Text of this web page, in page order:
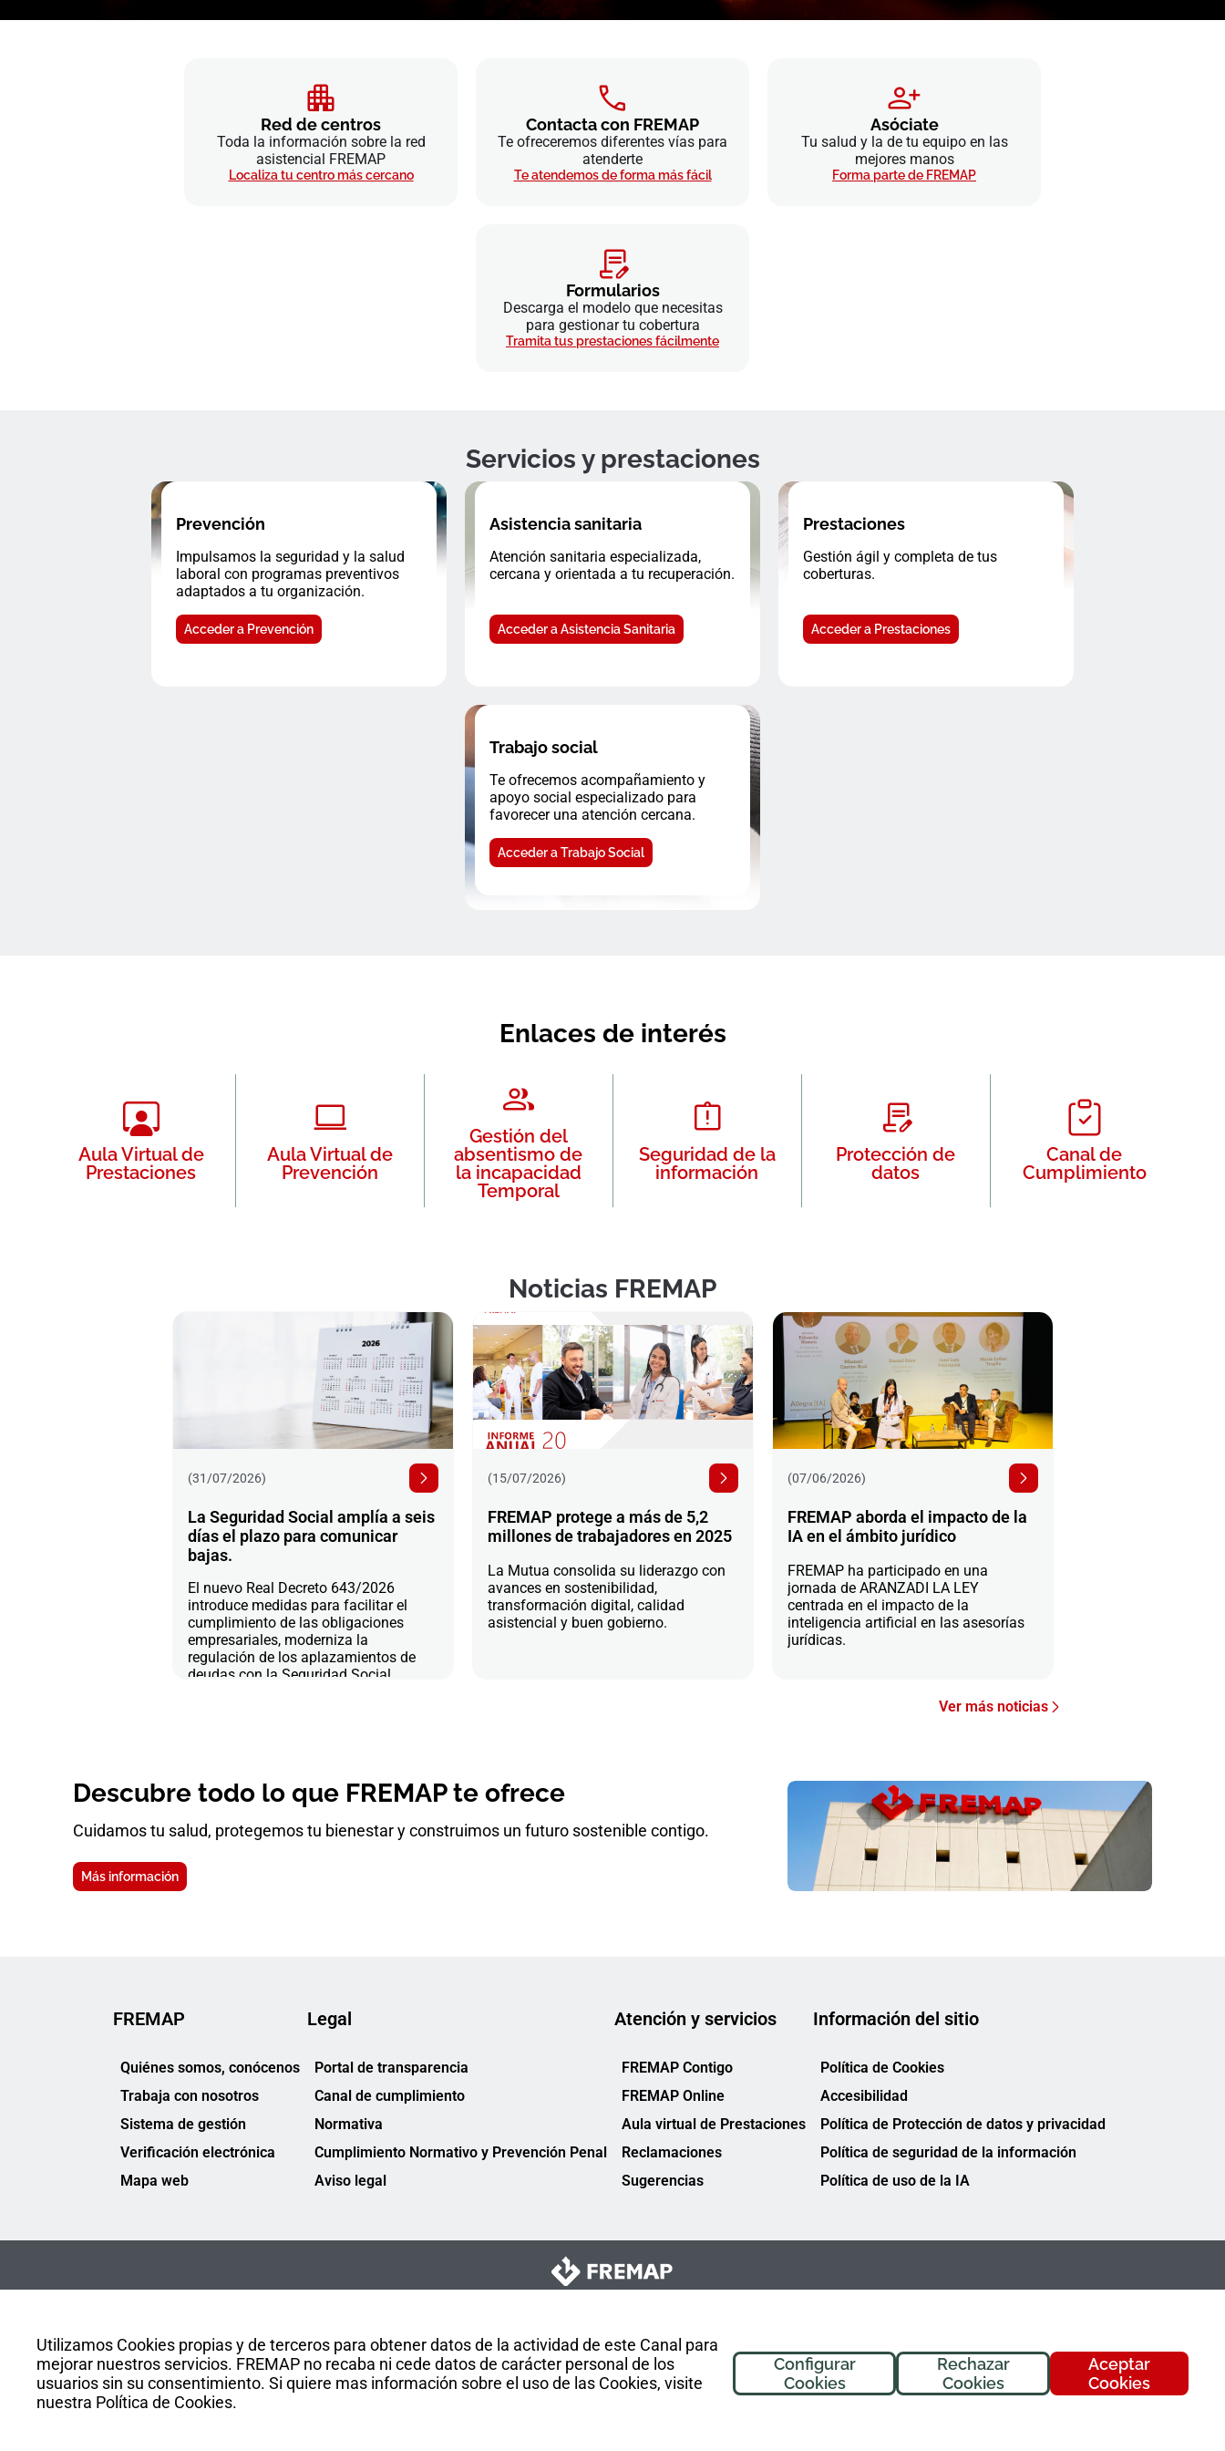
Utilizamos Cookies propias y de terceros para obtener datos de la actividad de este Canal para
mejorar nuestros servicios. FREMAP no recaba ni cede datos de carácter personal de los
usuarios sin su consentimiento. Si quiere mas información sobre el uso de las Cookies, visite
nuestra Política de Cookies.
Aceptar
Cookies
Rechazar
Cookies
Configurar
Cookies
Red de centros
Toda la información sobre la red
asistencial FREMAP
Localiza tu centro más cercano
Contacta con FREMAP
Te ofreceremos diferentes vías para
atenderte
Te atendemos de forma más fácil
Asóciate
Tu salud y la de tu equipo en las
mejores manos
Forma parte de FREMAP
Formularios
Descarga el modelo que necesitas
para gestionar tu cobertura
Tramita tus prestaciones fácilmente
Servicios y prestaciones
Prevención
Impulsamos la seguridad y la salud
laboral con programas preventivos
adaptados a tu organización.
Acceder a Prevención
Asistencia sanitaria
Atención sanitaria especializada,
cercana y orientada a tu recuperación.
Acceder a Asistencia Sanitaria
Prestaciones
Gestión ágil y completa de tus
coberturas.
Acceder a Prestaciones
Trabajo social
Te ofrecemos acompañamiento y
apoyo social especializado para
favorecer una atención cercana.
Acceder a Trabajo Social
Enlaces de interés
Aula Virtual de
Prestaciones
Aula Virtual de
Prevención
Gestión del
absentismo de
la incapacidad
Temporal
Seguridad de la
información
Protección de
datos
Canal de
Cumplimiento
Noticias FREMAP
(31/07/2026)
La Seguridad Social amplía a seis
días el plazo para comunicar
bajas.
El nuevo Real Decreto 643/2026
introduce medidas para facilitar el
cumplimiento de las obligaciones
empresariales, moderniza la
regulación de los aplazamientos de
deudas con la Seguridad Social
(15/07/2026)
FREMAP protege a más de 5,2
millones de trabajadores en 2025
La Mutua consolida su liderazgo con
avances en sostenibilidad,
transformación digital, calidad
asistencial y buen gobierno.
(07/06/2026)
FREMAP aborda el impacto de la
IA en el ámbito jurídico
FREMAP ha participado en una
jornada de ARANZADI LA LEY
centrada en el impacto de la
inteligencia artificial en las asesorías
jurídicas.
Ver más noticias
Descubre todo lo que FREMAP te ofrece
Cuidamos tu salud, protegemos tu bienestar y construimos un futuro sostenible contigo.
Más información
¡Hola! Soy
, tu asistente de
FREMAP. ¿En qué puedo ayudarte
hoy?
FREMAP
Quiénes somos, conócenos
Trabaja con nosotros
Sistema de gestión
Verificación electrónica
Mapa web
Legal
Portal de transparencia
Canal de cumplimiento
Normativa
Cumplimiento Normativo y Prevención Penal
Aviso legal
Atención y servicios
FREMAP Contigo
FREMAP Online
Aula virtual de Prestaciones
Reclamaciones
Sugerencias
Información del sitio
Política de Cookies
Accesibilidad
Política de Protección de datos y privacidad
Política de seguridad de la información
Política de uso de la IA